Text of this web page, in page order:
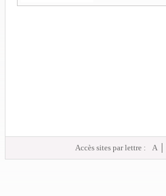
Accès sites par lettre : A